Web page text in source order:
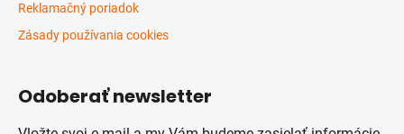
Reklamačný poriadok
Zásady používania cookies
Odoberať newsletter